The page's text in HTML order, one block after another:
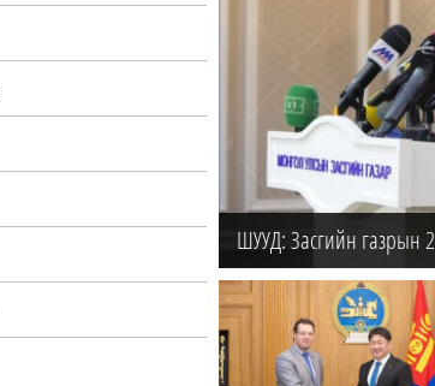
ШУУД: Засгийн газрын